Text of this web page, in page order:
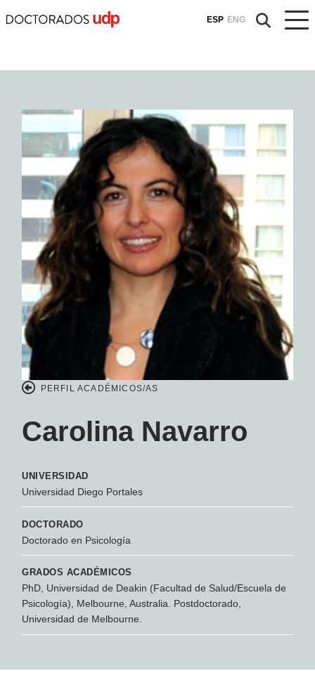
ESP ENG
PERFIL ACADÉMICOS/AS
Carolina Navarro
UNIVERSIDAD
Universidad Diego Portales
DOCTORADO
Doctorado en Psicología
GRADOS ACADÉMICOS
PhD, Universidad de Deakin (Facultad de Salud/Escuela de
Psicología), Melbourne, Australia. Postdoctorado,
Universidad de Melbourne.